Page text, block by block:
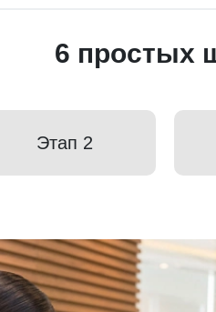
6 простых
Этап 2